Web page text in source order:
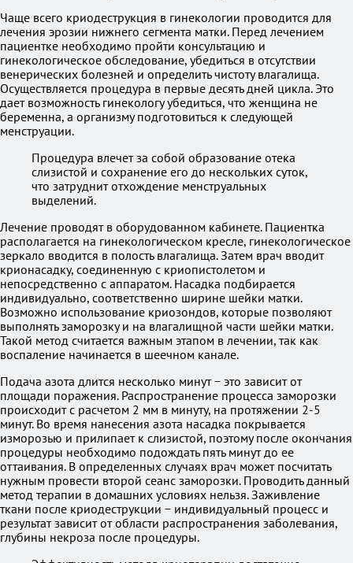
Чаще всего криодеструкция в гинекологии проводится для
лечения эрозии нижнего сегмента матки. Перед лечением
пациентке необходимо пройти консультацию и
гинекологическое обследование, убедиться в отсутствии
венерических болезней и определить чистоту влагалища.
Осуществляется процедура в первые десять дней цикла. Это
дает возможность гинекологу убедиться, что женщина не
беременна, а организму подготовиться к следующей
менструации.
Процедура влечет за собой образование отека
слизистой и сохранение его до нескольких суток,
что затруднит отхождение менструальных
выделений.
Лечение проводят в оборудованном кабинете. Пациентка
располагается на гинекологическом кресле, гинекологическое
зеркало вводится в полость влагалища. Затем врач вводит
крионасадку, соединенную с криопистолетом и
непосредственно с аппаратом. Насадка подбирается
индивидуально, соответственно ширине шейки матки.
Возможно использование криозондов, которые позволяют
выполнять заморозку и на влагалищной части шейки матки.
Такой метод считается важным этапом в лечении, так как
воспаление начинается в шеечном канале.
Подача азота длится несколько минут − это зависит от
площади поражения. Распространение процесса заморозки
происходит с расчетом 2 мм в минуту, на протяжении 2-5
минут. Во время нанесения азота насадка покрывается
изморозью и прилипает к слизистой, поэтому после окончания
процедуры необходимо подождать пять минут до ее
оттаивания. В определенных случаях врач может посчитать
нужным провести второй сеанс заморозки. Проводить данный
метод терапии в домашних условиях нельзя. Заживление
ткани после криодеструкции − индивидуальный процесс и
результат зависит от области распространения заболевания,
глубины некроза после процедуры.